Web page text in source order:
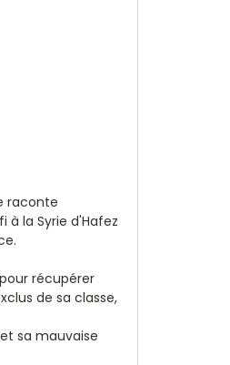
raconte
à la Syrie d'Hafez
récupérer
de sa classe,
sa mauvaise